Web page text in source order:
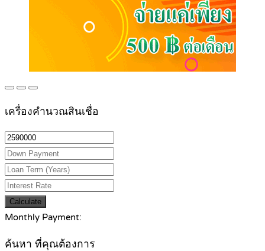
เครื่องคำนวณสินเชื่อ
Calculate
Monthly Payment:
ค้นหา ที่คุณต้องการ